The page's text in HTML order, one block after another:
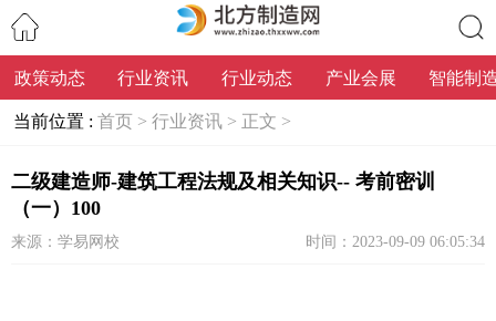
搜索
政策动态 行业资讯 行业动态 产业会展 智能制
当前位置 : 首页 > 行业资讯 > 正文 >
二级建造师-建筑工程法规及相关知识-- 考前密训
（一）100
来源：学易网校 时间：2023-09-09 06:05:34